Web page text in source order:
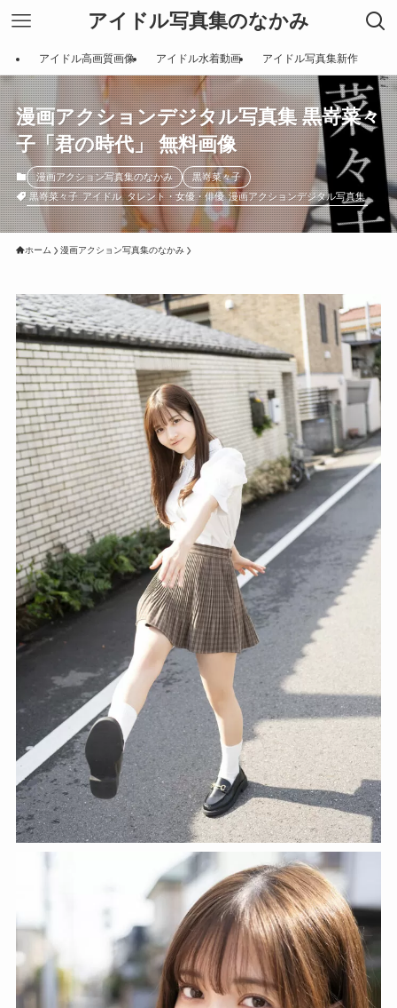
アイドル写真集のなかみ
アイドル高画質画像 アイドル水着動画 アイドル写真集新作
漫画アクションデジタル写真集 黒嵜菜々
子「君の時代」 無料画像
漫画アクション写真集のなかみ
黒嵜菜々子
黒嵜菜々子 アイドル タレント・女優・俳優 漫画アクションデジタル写真集
ホーム 漫画アクション写真集のなかみ